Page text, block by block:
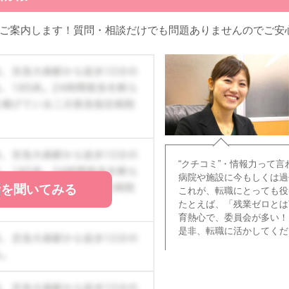
案内します！質問・相談だけでも問題ありませんのでご安
聞いてみる
“クチコミ”・情報力って言
病院や施設に今もしくは
これが、転職にとっても役
たとえば、「残業ゼロと
育熱心で、委員会が多い！
是非、転職に活かしてくだ